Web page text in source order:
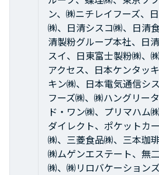
ン、㈱ニチレイフーズ、
㈱、日清シスコ㈱、日清
清製粉グループ本社、日
スイ、日東富士製粉㈱、
アクセス、日本ケンタッ
キン㈱、日本電気通信シ
フーズ㈱、㈱ハングリー
ド・ワン㈱、プリマハム
ダイレクト、ポケットカ
㈱、三菱食品㈱、三本珈
㈱ムゲンエステート、無
㈱、㈱リロバケーションズ